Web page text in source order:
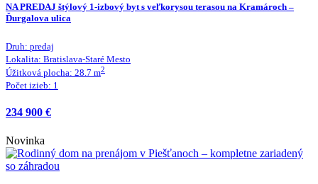
NA PREDAJ štýlový 1-izbový byt s veľkorysou terasou na Kramároch –
Ďurgalova ulica
Druh: predaj
Lokalita: Bratislava-Staré Mesto
Úžitková plocha: 28.7 m2
Počet izieb: 1
234 900 €
Novinka